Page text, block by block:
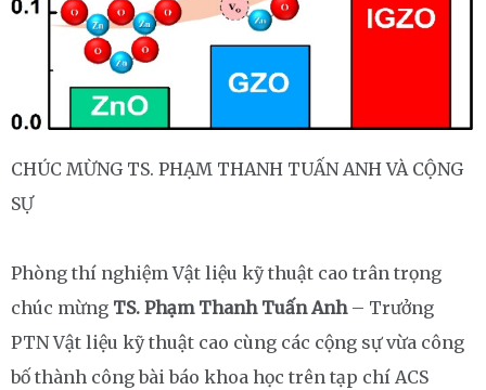
CHÚC MỪNG TS. PHẠM THANH TUẤN ANH VÀ CỘNG
SỰ
Phòng thí nghiệm Vật liệu kỹ thuật cao trân trọng
chúc mừng TS. Phạm Thanh Tuấn Anh– Trưởng
PTN Vật liệu kỹ thuật cao cùng các cộng sự vừa công
bố thành công bài báo khoa học trên tạp chí ACS